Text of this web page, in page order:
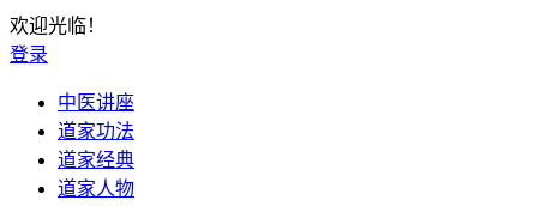
欢迎光临！
登录
中医讲座
道家功法
道家经典
道家人物